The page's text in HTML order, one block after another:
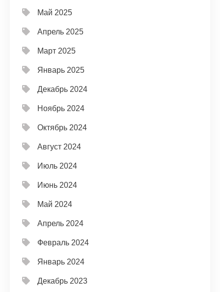
Май 2025
Апрель 2025
Март 2025
Январь 2025
Декабрь 2024
Ноябрь 2024
Октябрь 2024
Август 2024
Июль 2024
Июнь 2024
Май 2024
Апрель 2024
Февраль 2024
Январь 2024
Декабрь 2023